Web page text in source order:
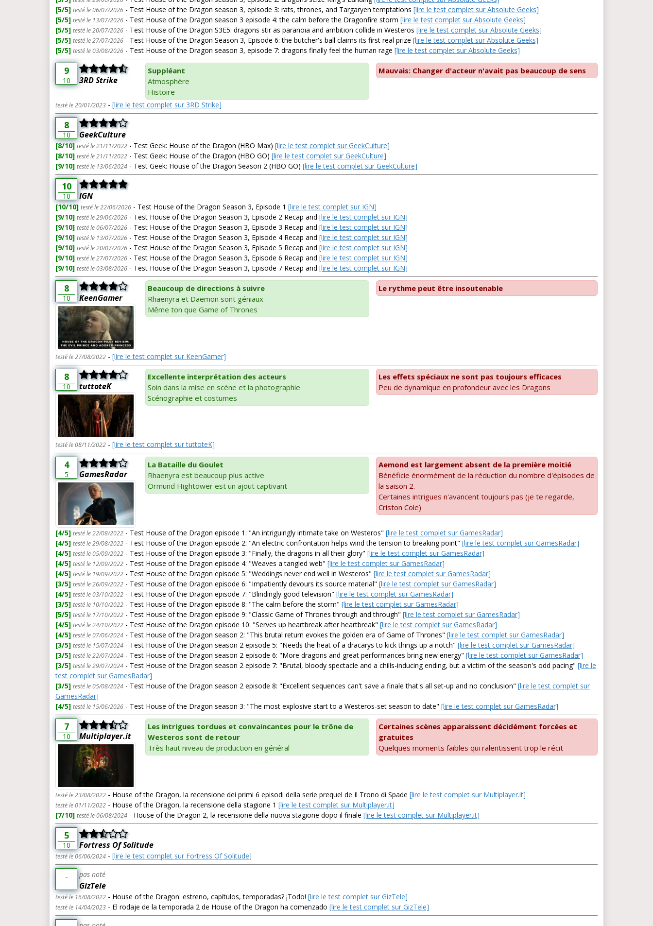
[5/5] testé le 06/07/2026 - Test House of the Dragon season 3, episode 3: rats, thrones, and Targaryen temptations [lire le test complet sur Absolute Geeks]
[5/5] testé le 13/07/2026 - Test House of the Dragon season 3 episode 4: the calm before the Dragonfire storm [lire le test complet sur Absolute Geeks]
[5/5] testé le 20/07/2026 - Test House of the Dragon S3E5: dragons stir as paranoia and ambition collide in Westeros [lire le test complet sur Absolute Geeks]
[5/5] testé le 27/07/2026 - Test House of the Dragon Season 3, Episode 6: the butcher's ball claims its first real prize [lire le test complet sur Absolute Geeks]
[5/5] testé le 03/08/2026 - Test House of the Dragon season 3, episode 7: dragons finally feel the human rage [lire le test complet sur Absolute Geeks]
9
10 3RD Strike
Suppléant
Atmosphère
Histoire
Mauvais: Changer d'acteur n'avait pas beaucoup de sens
testé le 20/01/2023 - [lire le test complet sur 3RD Strike]
8
10 GeekCulture
[8/10] testé le 21/11/2022 - Test Geek: House of the Dragon (HBO Max) [lire le test complet sur GeekCulture]
[8/10] testé le 21/11/2022 - Test Geek: House of the Dragon (HBO GO) [lire le test complet sur GeekCulture]
[9/10] testé le 13/06/2024 - Test Geek: House of the Dragon Season 2 (HBO GO) [lire le test complet sur GeekCulture]
10
10 IGN
[10/10] testé le 22/06/2026 - Test House of the Dragon Season 3, Episode 1 [lire le test complet sur IGN]
[9/10] testé le 29/06/2026 - Test House of the Dragon Season 3, Episode 2 Recap and [lire le test complet sur IGN]
[9/10] testé le 06/07/2026 - Test House of the Dragon Season 3, Episode 3 Recap and [lire le test complet sur IGN]
[9/10] testé le 13/07/2026 - Test House of the Dragon Season 3, Episode 4 Recap and [lire le test complet sur IGN]
[9/10] testé le 20/07/2026 - Test House of the Dragon Season 3, Episode 5 Recap and [lire le test complet sur IGN]
[9/10] testé le 27/07/2026 - Test House of the Dragon Season 3, Episode 6 Recap and [lire le test complet sur IGN]
[9/10] testé le 03/08/2026 - Test House of the Dragon Season 3, Episode 7 Recap and [lire le test complet sur IGN]
8
10 KeenGamer
Beaucoup de directions à suivre
Rhaenyra et Daemon sont géniaux
Même ton que Game of Thrones
Le rythme peut être insoutenable
testé le 27/08/2022 - [lire le test complet sur KeenGamer]
8
10 tuttoteK
Excellente interprétation des acteurs
Soin dans la mise en scène et la photographie
Scénographie et costumes
Les effets spéciaux ne sont pas toujours efficaces
Peu de dynamique en profondeur avec les Dragons
testé le 08/11/2022 - [lire le test complet sur tuttoteK]
4
5 GamesRadar
La Bataille du Goulet
Rhaenyra est beaucoup plus active
Ormund Hightower est un ajout captivant
Aemond est largement absent de la première moitié
Bénéficie énormément de la réduction du nombre d'épisodes de
la saison 2.
Certaines intrigues n'avancent toujours pas (je te regarde,
Criston Cole)
[4/5] testé le 22/08/2022 - Test House of the Dragon episode 1: "An intriguingly intimate take on Westeros" [lire le test complet sur GamesRadar]
[4/5] testé le 29/08/2022 - Test House of the Dragon episode 2: "An electric confrontation helps wind the tension to breaking point" [lire le test complet sur GamesRadar]
[4/5] testé le 05/09/2022 - Test House of the Dragon episode 3: "Finally, the dragons in all their glory" [lire le test complet sur GamesRadar]
[4/5] testé le 12/09/2022 - Test House of the Dragon episode 4: "Weaves a tangled web" [lire le test complet sur GamesRadar]
[4/5] testé le 19/09/2022 - Test House of the Dragon episode 5: "Weddings never end well in Westeros" [lire le test complet sur GamesRadar]
[3/5] testé le 26/09/2022 - Test House of the Dragon episode 6: "Impatiently devours its source material" [lire le test complet sur GamesRadar]
[4/5] testé le 03/10/2022 - Test House of the Dragon episode 7: "Blindingly good television" [lire le test complet sur GamesRadar]
[3/5] testé le 10/10/2022 - Test House of the Dragon episode 8: "The calm before the storm" [lire le test complet sur GamesRadar]
[5/5] testé le 17/10/2022 - Test House of the Dragon episode 9: "Classic Game of Thrones through and through" [lire le test complet sur GamesRadar]
[4/5] testé le 24/10/2022 - Test House of the Dragon episode 10: "Serves up heartbreak after heartbreak" [lire le test complet sur GamesRadar]
[4/5] testé le 07/06/2024 - Test House of the Dragon season 2: "This brutal return evokes the golden era of Game of Thrones" [lire le test complet sur GamesRadar]
[3/5] testé le 15/07/2024 - Test House of the Dragon season 2 episode 5: "Needs the heat of a dracarys to kick things up a notch" [lire le test complet sur GamesRadar]
[3/5] testé le 22/07/2024 - Test House of the Dragon season 2 episode 6: "More dragons and great performances bring new energy" [lire le test complet sur GamesRadar]
[3/5] testé le 29/07/2024 - Test House of the Dragon season 2 episode 7: "Brutal, bloody spectacle and a chills-inducing ending, but a victim of the season's odd pacing" [lire le
test complet sur GamesRadar]
[3/5] testé le 05/08/2024 - Test House of the Dragon season 2 episode 8: "Excellent sequences can't save a finale that's all set-up and no conclusion" [lire le test complet sur
GamesRadar]
[4/5] testé le 15/06/2026 - Test House of the Dragon season 3: "The most explosive start to a Westeros-set season to date" [lire le test complet sur GamesRadar]
7
10 Multiplayer.it
Les intrigues tordues et convaincantes pour le trône de
Westeros sont de retour
Très haut niveau de production en général
Certaines scènes apparaissent décidément forcées et
gratuites
Quelques moments faibles qui ralentissent trop le récit
testé le 23/08/2022 - House of the Dragon, la recensione dei primi 6 episodi della serie prequel de Il Trono di Spade [lire le test complet sur Multiplayer.it]
testé le 01/11/2022 - House of the Dragon, la recensione della stagione 1 [lire le test complet sur Multiplayer.it]
[7/10] testé le 06/08/2024 - House of the Dragon 2, la recensione della nuova stagione dopo il finale [lire le test complet sur Multiplayer.it]
5
10 Fortress Of Solitude
testé le 06/06/2024 - [lire le test complet sur Fortress Of Solitude]
- pas noté
GizTele
testé le 16/08/2022 - House of the Dragon: estreno, capítulos, temporadas? ¡Todo! [lire le test complet sur GizTele]
testé le 14/04/2023 - El rodaje de la temporada 2 de House of the Dragon ha comenzado [lire le test complet sur GizTele]